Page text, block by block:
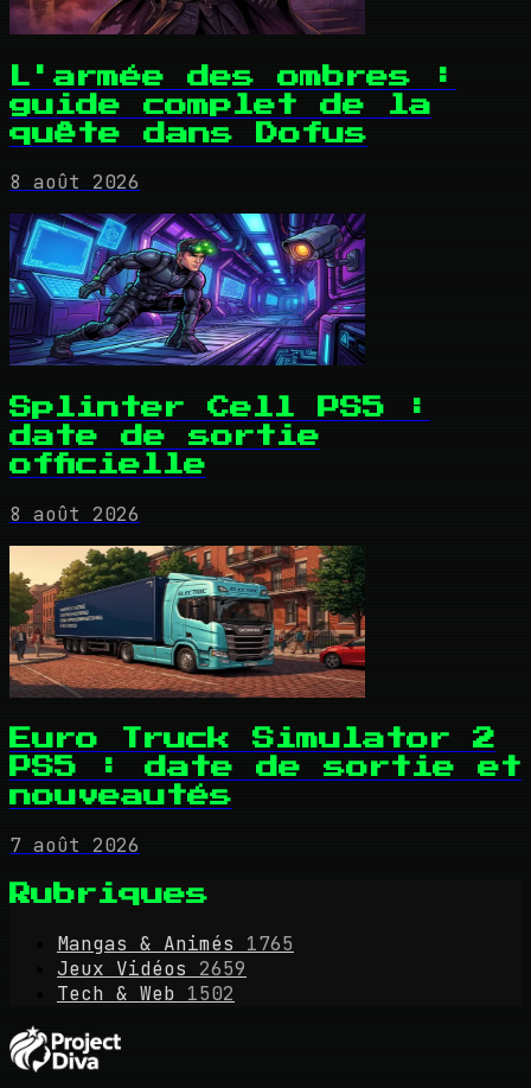
L'armée des ombres :
guide complet de la
quête dans Dofus
8 août 2026
Splinter Cell PS5 :
date de sortie
officielle
8 août 2026
Euro Truck Simulator 2
PS5 : date de sortie et
nouveautés
7 août 2026
Rubriques
Mangas & Animés
1765
Jeux Vidéos
2659
Tech & Web 1502